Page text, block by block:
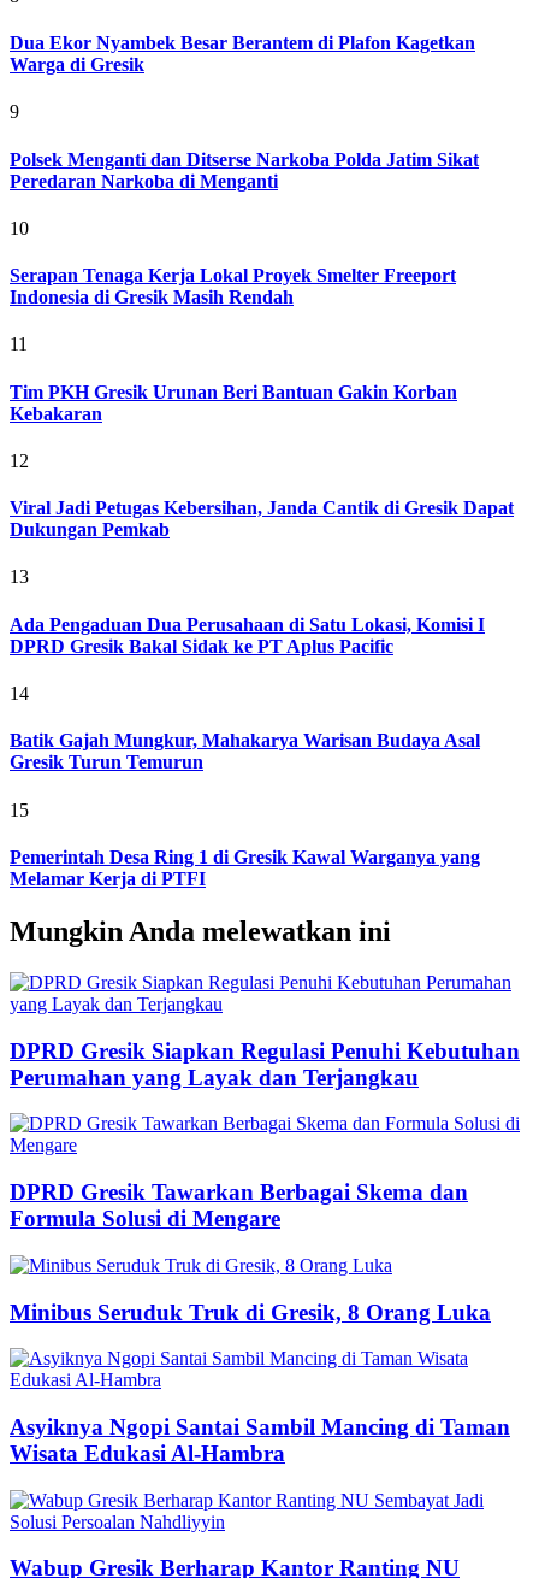
Dua Ekor Nyambek Besar Berantem di Plafon Kagetkan
Warga di Gresik
9
Polsek Menganti dan Ditserse Narkoba Polda Jatim Sikat
Peredaran Narkoba di Menganti
10
Serapan Tenaga Kerja Lokal Proyek Smelter Freeport
Indonesia di Gresik Masih Rendah
11
Tim PKH Gresik Urunan Beri Bantuan Gakin Korban
Kebakaran
12
Viral Jadi Petugas Kebersihan, Janda Cantik di Gresik Dapat
Dukungan Pemkab
13
Ada Pengaduan Dua Perusahaan di Satu Lokasi, Komisi I
DPRD Gresik Bakal Sidak ke PT Aplus Pacific
14
Batik Gajah Mungkur, Mahakarya Warisan Budaya Asal
Gresik Turun Temurun
15
Pemerintah Desa Ring 1 di Gresik Kawal Warganya yang
Melamar Kerja di PTFI
Mungkin Anda melewatkan ini
DPRD Gresik Siapkan Regulasi Penuhi Kebutuhan
Perumahan yang Layak dan Terjangkau
DPRD Gresik Tawarkan Berbagai Skema dan
Formula Solusi di Mengare
Minibus Seruduk Truk di Gresik, 8 Orang Luka
Asyiknya Ngopi Santai Sambil Mancing di Taman
Wisata Edukasi Al-Hambra
Wabup Gresik Berharap Kantor Ranting NU